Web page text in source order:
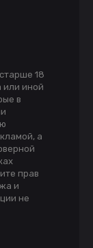
18
или иной
в
а
прав
и
не